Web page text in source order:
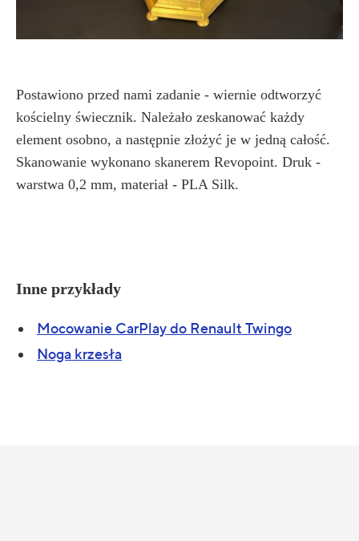
Postawiono przed nami zadanie - wiernie odtworzyć
kościelny świecznik. Należało zeskanować każdy
element osobno, a następnie złożyć je w jedną całość.
Skanowanie wykonano skanerem Revopoint. Druk -
warstwa 0,2 mm, materiał - PLA Silk.
Inne przykłady
Mocowanie CarPlay do Renault Twingo
Noga krzesła